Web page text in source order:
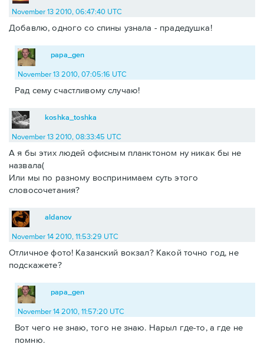
November 13 2010, 06:47:40 UTC
Добавлю, одного со спины узнала - прадедушка!
papa_gen
November 13 2010, 07:05:16 UTC
Рад сему счастливому случаю!
koshka_toshka
November 13 2010, 08:33:45 UTC
А я бы этих людей офисным планктоном ну никак бы не
назвала(
Или мы по разному воспринимаем суть этого
словосочетания?
aldanov
November 14 2010, 11:53:29 UTC
Отличное фото! Казанский вокзал? Какой точно год, не
подскажете?
papa_gen
November 14 2010, 11:57:20 UTC
Вот чего не знаю, того не знаю. Нарыл где-то, а где не
помню.